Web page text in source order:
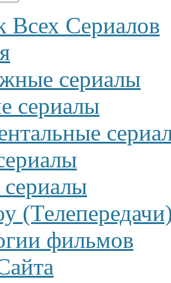
Всех Сериалов
сериалы
сериалы
фильмов